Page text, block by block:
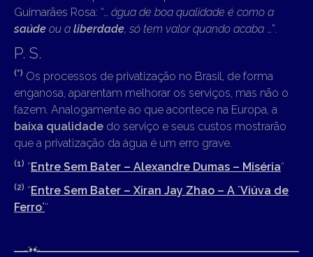
Guimarães Rosa: “… água de boa qualidade é como a
saúde ou a liberdade, só tem valor quando acaba …”.
P. S.
(*) Os processos de privatização no Brasil, de forma
enganosa, aparentam melhorar os serviços, mas não o
fazem. Analogamente ao que acontece na Europa, a
baixa qualidade do serviço e seus custos mostrarão
que a privatização da água é um erro grave.
(1) “Entre Sem Bater – Alexandre Dumas – Miséria“
(2) “Entre Sem Bater – Xiran Jay Zhao – A ´Viúva de
Ferro`“